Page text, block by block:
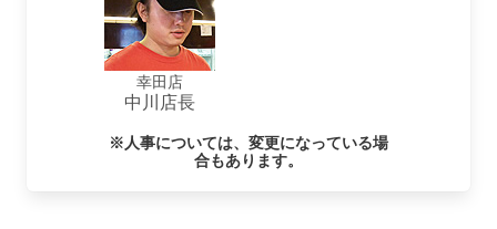
幸田店
中川店長
※人事については、変更になっている場
合もあります。